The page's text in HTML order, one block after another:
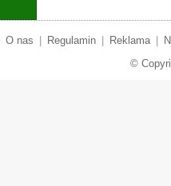
O nas Regulamin Reklama
©